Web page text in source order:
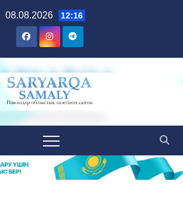
08.08.2026 12:16